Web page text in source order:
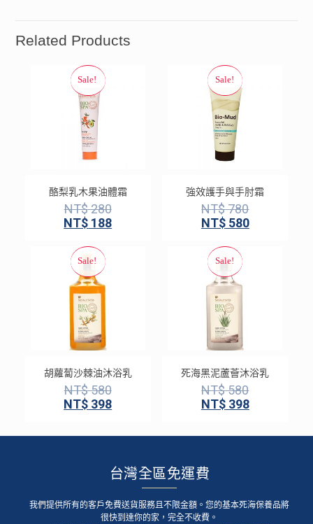
Related Products
酪梨乳木果油體霜
NT$280
NT$ 188
強效護手與手肘霜
NT$780
NT$580
胡蘿蔔沙棘油沐浴乳
NT$580
NT$ 398
死海黑泥蘆薈沐浴乳
NT$580
NT$398
台灣全區免運費
我們提供所有的客戶免費送貨服務且不限金額。您的基本死海保養品將
很快到達你的家，完全不收費。